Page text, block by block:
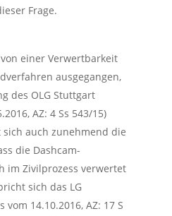
Frage.
einer Verwertbarkeit
ausgegangen,
des OLG Stuttgart
AZ: 4 Ss 543/15)
auch zunehmend die
die Dashcam-
im Zivilprozess verwertet
sich das LG
vom 14.10.2016, AZ: 17 S